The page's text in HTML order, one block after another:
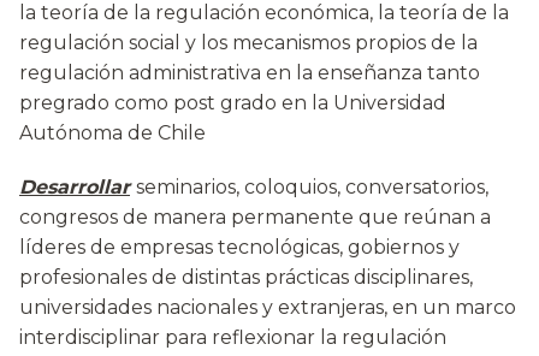
la teoría de la regulación económica, la teoría de la
regulación social y los mecanismos propios de la
regulación administrativa en la enseñanza tanto
pregrado como post grado en la Universidad
Autónoma de Chile
Desarrollar seminarios, coloquios, conversatorios,
congresos de manera permanente que reúnan a
líderes de empresas tecnológicas, gobiernos y
profesionales de distintas prácticas disciplinares,
universidades nacionales y extranjeras, en un marco
interdisciplinar para reflexionar la regulación